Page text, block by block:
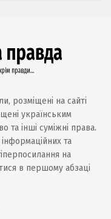
розміщені на сайті
українським
та інші суміжні права.
та
на
в першому абзаці